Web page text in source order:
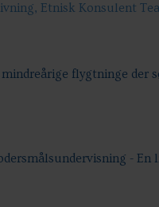
Etnisk Konsulent
flygtninge der
- En